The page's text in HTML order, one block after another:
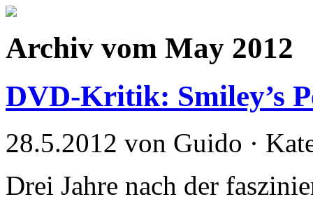
Archiv vom May 2012
DVD-Kritik: Smiley’s
28.5.2012 von Guido ·
Drei Jahre nach der